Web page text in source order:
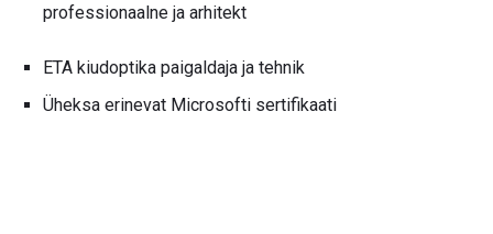
professionaalne ja arhitekt
ETA kiudoptika paigaldaja ja tehnik
Üheksa erinevat Microsofti sertifikaati